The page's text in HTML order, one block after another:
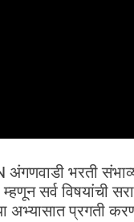
भरती संभाव्य
म्हणून सर्व
अभ्यासात प्रगती